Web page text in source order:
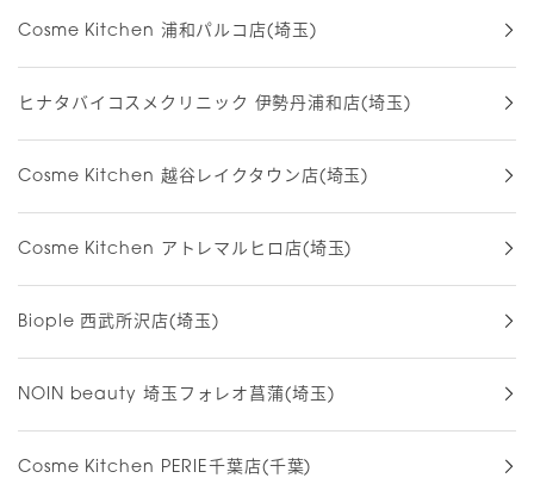
Cosme Kitchen 浦和パルコ店(埼玉)
ヒナタバイコスメクリニック 伊勢丹浦和店(埼玉)
Cosme Kitchen 越谷レイクタウン店(埼玉)
Cosme Kitchen アトレマルヒロ店(埼玉)
Biople 西武所沢店(埼玉)
NOIN beauty 埼玉フォレオ菖蒲(埼玉)
Cosme Kitchen PERIE千葉店(千葉)